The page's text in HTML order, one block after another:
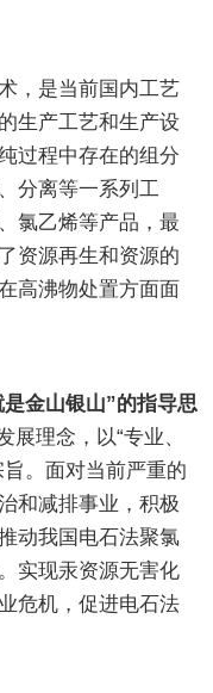
，是当前国内工艺
生产工艺和生产设
过程中存在的组分
分离等一系列工
氯乙烯等产品，最
资源再生和资源的
高沸物处置方面面
金山银山”的指导思
展理念，以“专业、
。面对当前严重的
和减排事业，积极
动我国电石法聚氯
实现汞资源无害化
危机，促进电石法